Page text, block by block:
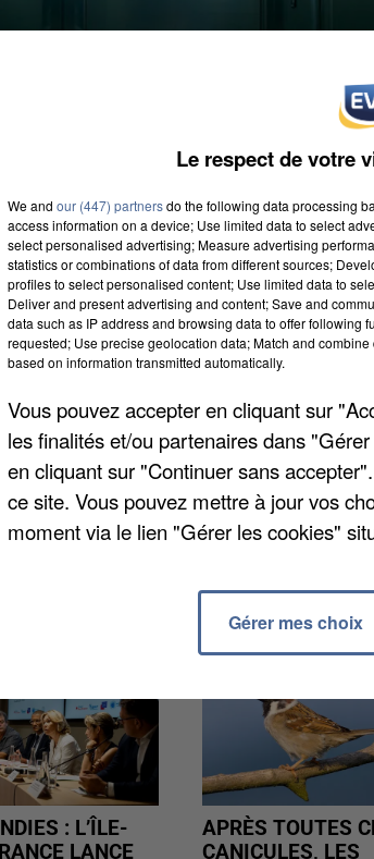
les circonstances de la mort
La trottinette de la jeune
était accroché à son cou. L’enfant
VUS
: L’ÎLE-
LANCE
APRÈS TOUTES
CANICULES, LES
Le respect de votre
We and our (447) partnersdo the following data processing
access information on a device; Use limited data to select
select personalised advertising; Measure advertising
statistics or combinations of data from different sources;
profiles to select personalised content; Use limited data to
Deliver and present advertising and content; Save and
data such as IP address and browsing data to offer following
requested; Use precise geolocation data; Match and
based on information transmitted automatically.
Vous pouvez accepter en cliquant sur
les finalités et/ou partenaires dans
en cliquant sur "Continuer sans
ce site. Vous pouvez mettre à jour vos
moment via le lien "Gérer les cookies"
Gérer mes choix